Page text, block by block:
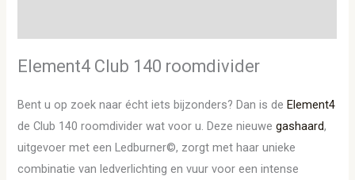
Element4 Club 140 roomdivider
Bent u op zoek naar écht iets bijzonders? Dan is deElement4
de Club 140 roomdivider wat voor u. Deze nieuwegashaard,
uitgevoer met een Ledburner©, zorgt met haar unieke
combinatie van ledverlichting en vuur voor een intense